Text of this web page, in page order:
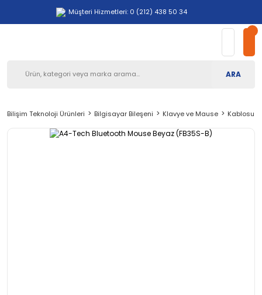
Müşteri Hizmetleri: 0 (212) 438 50 34
ARA
Bilişim Teknoloji Ürünleri Bilgisayar Bileşeni Klavye ve Mause Kablosuz